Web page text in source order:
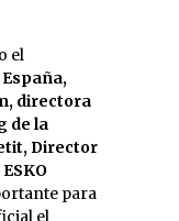
el
directora
de la
Director
para
el